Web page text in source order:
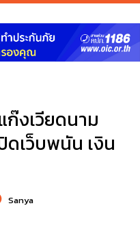
งเวียดนาม
ดเว็บพนัน เงิน
Sanya